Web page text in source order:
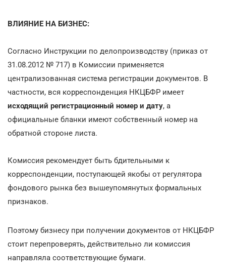
ВЛИЯНИЕ НА БИЗНЕС:
Согласно Инструкции по делопроизводству (приказ от
31.08.2012 № 717) в Комиссии применяется
централизованная система регистрации документов. В
частности, вся корреспонденция НКЦБФР имеет
исходящий регистрационный номер и дату, а
официальные бланки имеют собственный номер на
обратной стороне листа.
Комиссия рекомендует быть бдительными к
корреспонденции, поступающей якобы от регулятора
фондового рынка без вышеупомянутых формальных
признаков.
Поэтому бизнесу при получении документов от НКЦБФР
стоит перепроверять, действительно ли комиссия
направляла соответствующие бумаги.